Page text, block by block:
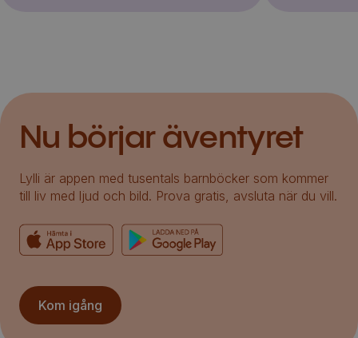
Nu börjar äventyret
Lylli är appen med tusentals barnböcker som kommer
till liv med ljud och bild. Prova gratis, avsluta när du vill.
Kom igång